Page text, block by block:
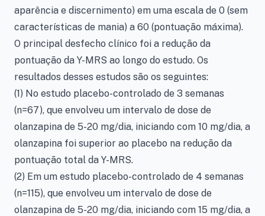
aparência e discernimento) em uma escala de 0 (sem
características de mania) a 60 (pontuação máxima).
O principal desfecho clínico foi a redução da
pontuação da Y-MRS ao longo do estudo. Os
resultados desses estudos são os seguintes:
(1) No estudo placebo-controlado de 3 semanas
(n=67), que envolveu um intervalo de dose de
olanzapina de 5-20 mg/dia, iniciando com 10 mg/dia, a
olanzapina foi superior ao placebo na redução da
pontuação total da Y-MRS.
(2) Em um estudo placebo-controlado de 4 semanas
(n=115), que envolveu um intervalo de dose de
olanzapina de 5-20 mg/dia, iniciando com 15 mg/dia, a